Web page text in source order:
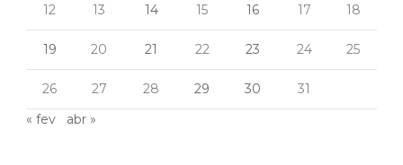
12 13 14 15 16 17 18
19 20 21 22 23 24 25
26 27 28 29 30
31
« fev
abr »